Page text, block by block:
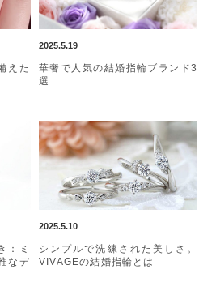
えた
2025.5.19
華奢で人気の結婚指輪ブランド3
選
：ミ
なデ
2025.5.10
シンプルで洗練された美しさ。
VIVAGEの結婚指輪とは